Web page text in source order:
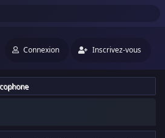
Connexion Inscrivez-vous